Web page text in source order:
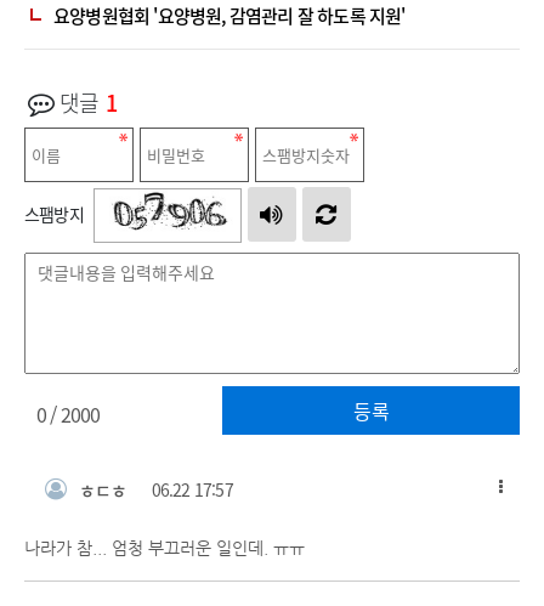
요양병원협회 '요양병원, 감염관리 잘 하도록 지원'
댓글 1
스팸방지
등록
0/ 2000
ㅎㄷㅎ 06.22 17:57
나라가 참... 엄청 부끄러운 일인데. ㅠㅠ